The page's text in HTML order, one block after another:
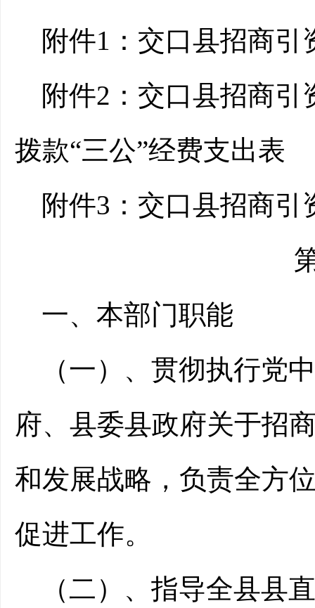
附件1：交口县招商
附件2：交口县招商
拨款“三公”经费支出表
附件3：交口县招商引
一、本部门职能
（一）、 贯彻执行党
府、县委县政府关于招
和发展战略，负责全方
促进工作。
（二）、 指导全县县